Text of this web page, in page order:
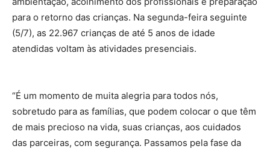
para o retorno das crianças. Na segunda-feira seguinte
(5/7), as 22.967 crianças de até 5 anos de idade
atendidas voltam às atividades presenciais.
“É um momento de muita alegria para todos nós,
sobretudo para as famílias, que podem colocar o que têm
de mais precioso na vida, suas crianças, aos cuidados
das parceiras, com segurança. Passamos pela fase da